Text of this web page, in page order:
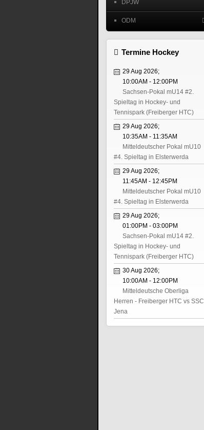
DPJW
ODM
Termine Hockey
29 Aug 2026;
10:00AM - 12:00PM
Sachsen-Pokal mU14 #2.
Spieltag in Hockey- und
Tennispark (Freiberger HTC)
29 Aug 2026;
10:35AM - 11:35AM
Mitteldeutscher Pokal mU10
#4. Spieltag in Elsterwerda
29 Aug 2026;
11:45AM - 12:45PM
Mitteldeutscher Pokal mU10
#4. Spieltag in Elsterwerda
29 Aug 2026;
01:00PM - 03:00PM
Sachsen-Pokal mU14 #2.
Spieltag in Hockey- und
Tennispark (Freiberger HTC)
30 Aug 2026;
10:00AM - 12:00PM
Mitteldeutsche Oberliga
Herren - Freiberger HTC vs SSC
Jena